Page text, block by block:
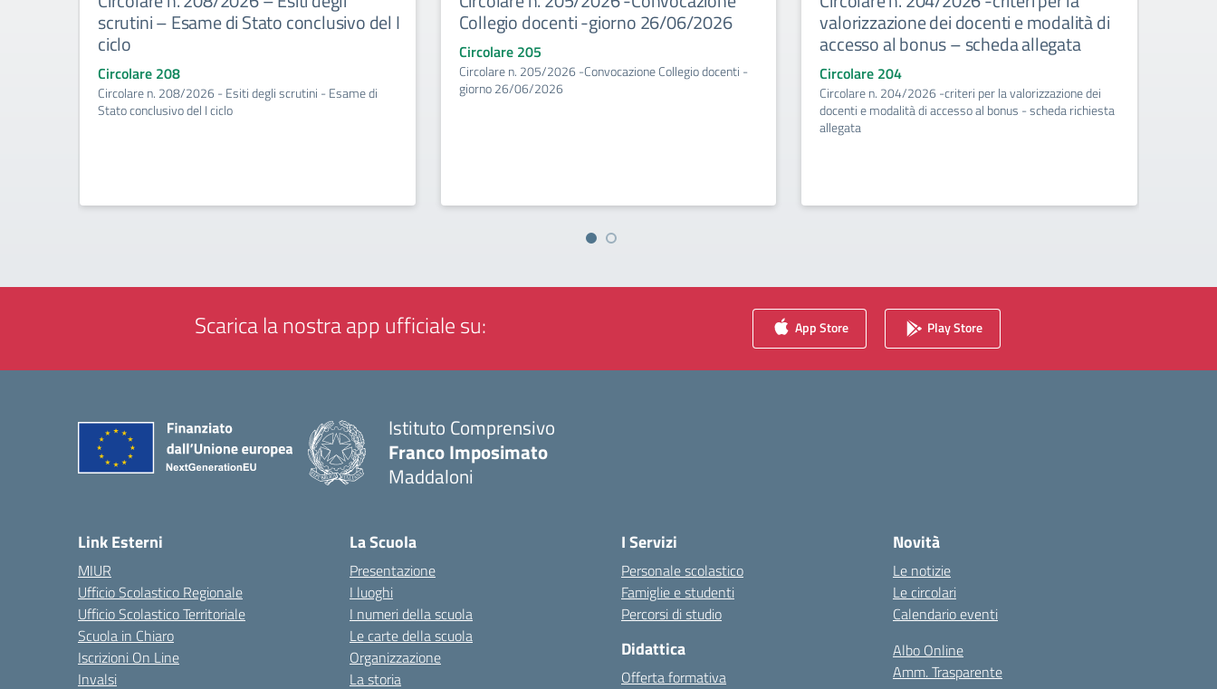
scrutini – Esame di Stato conclusivo del I
ciclo
Circolare 208
Circolare n. 208/2026 - Esiti degli scrutini - Esame di
Stato conclusivo del I ciclo
Collegio docenti -giorno 26/06/2026
Circolare 205
Circolare n. 205/2026 -Convocazione Collegio docenti -
giorno 26/06/2026
valorizzazione dei docenti e modalità di
accesso al bonus – scheda allegata
Circolare 204
Circolare n. 204/2026 -criteri per la valorizzazione dei
docenti e modalità di accesso al bonus - scheda richiesta
allegata
Scarica la nostra app ufficiale su: App Store Play Store
Istituto Comprensivo
Franco Imposimato
Maddaloni
Link Esterni
MIUR
Ufficio Scolastico Regionale
Ufficio Scolastico Territoriale
Scuola in Chiaro
Iscrizioni On Line
Invalsi
La Scuola
Presentazione
I luoghi
I numeri della scuola
Le carte della scuola
Organizzazione
La storia
I Servizi
Personale scolastico
Famiglie e studenti
Percorsi di studio
Didattica
Offerta formativa
Novità
Le notizie
Le circolari
Calendario eventi
Albo Online
Amm. Trasparente